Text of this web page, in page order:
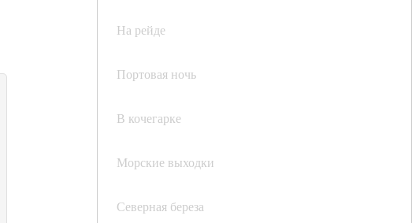
На рейде
Портовая ночь
В кочегарке
Морские выходки
Северная береза